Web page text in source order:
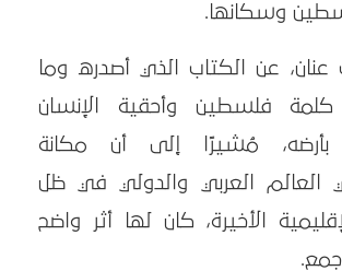
وسكانها.
عنان، عن الكتاب الذي أصدره وما
فلسطين وأحقية الإنسان
بأرضه، مُشيرًا إلى أن مكانة
العربي والدولي في ظل
الأخيرة، كان لها أثر واضح